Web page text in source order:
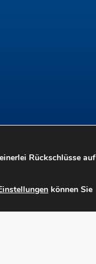
Rückschlüsse auf
können Sie